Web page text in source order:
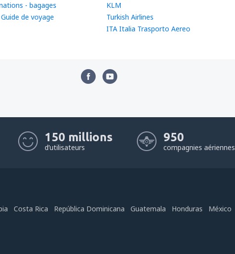
- bagages
de voyage
KLM
Turkish Airlines
ITA Italia Trasporto Aereo
150 millions
d’utilisateurs
950
compagnies aériennes
Costa Rica República Dominicana Guatemala Honduras México